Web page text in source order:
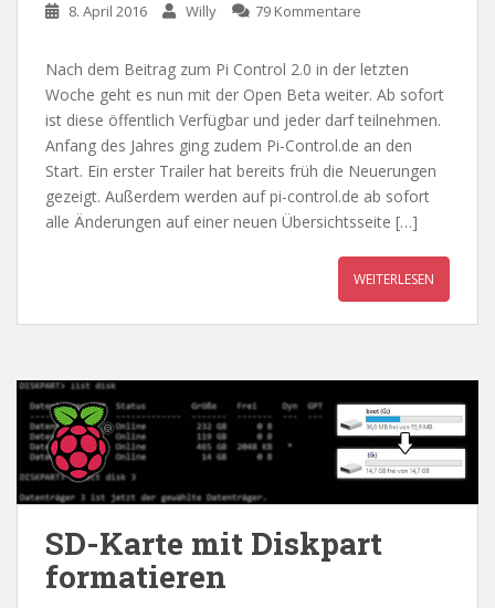
8. April 2016 Willy 79 Kommentare
Nach dem Beitrag zum Pi Control 2.0 in der letzten
Woche geht es nun mit der Open Beta weiter. Ab sofort
ist diese öffentlich Verfügbar und jeder darf teilnehmen.
Anfang des Jahres ging zudem Pi-Control.de an den
Start. Ein erster Trailer hat bereits früh die Neuerungen
gezeigt. Außerdem werden auf pi-control.de ab sofort
alle Änderungen auf einer neuen Übersichtsseite […]
WEITERLESEN
SD-Karte mit Diskpart
formatieren